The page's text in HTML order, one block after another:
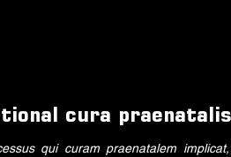
cura praenatalis
qui curam praenatalem